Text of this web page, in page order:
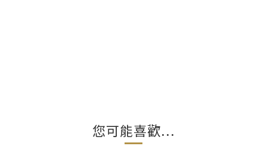
您可能喜歡...